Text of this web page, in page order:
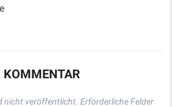
KOMMENTAR
nicht veröffentlicht. Erforderliche Felder